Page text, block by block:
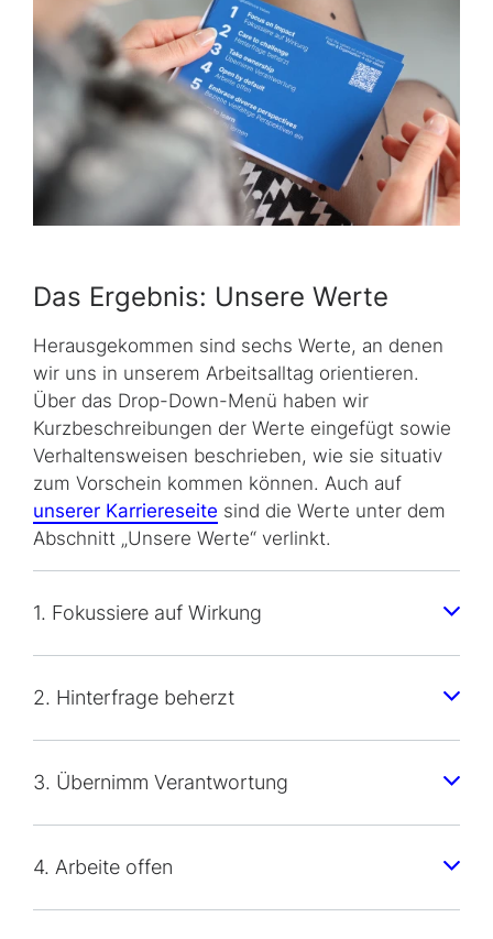
Das Ergebnis: Unsere Werte
Herausgekommen sind sechs Werte, an denen
wir uns in unserem Arbeitsalltag orientieren.
Über das Drop-Down-Menü haben wir
Kurzbeschreibungen der Werte eingefügt sowie
Verhaltensweisen beschrieben, wie sie situativ
zum Vorschein kommen können. Auch auf
unserer Karriereseite sind die Werte unter dem
Abschnitt „Unsere Werte“ verlinkt.
1. Fokussiere auf Wirkung
2. Hinterfrage beherzt
3. Übernimm Verantwortung
4. Arbeite offen